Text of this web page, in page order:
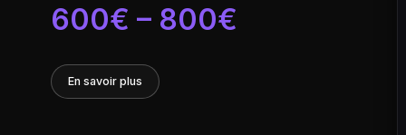
600€ – 800€
En savoir plus